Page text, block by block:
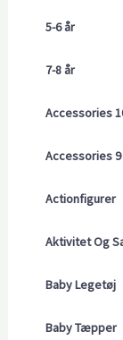
5-6 år
7-8 år
Accessories
Accessories 9
Actionfigurer
Aktivitet Og
Baby Legetøj
Baby Tæpper